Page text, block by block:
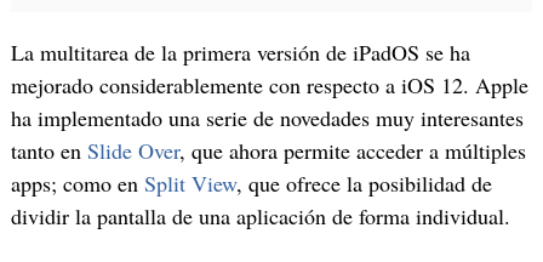
La multitarea de la primera versión de iPadOS se ha
mejorado considerablemente con respecto a iOS 12. Apple
ha implementado una serie de novedades muy interesantes
tanto en Slide Over, que ahora permite acceder a múltiples
apps; como en Split View, que ofrece la posibilidad de
dividir la pantalla de una aplicación de forma individual.